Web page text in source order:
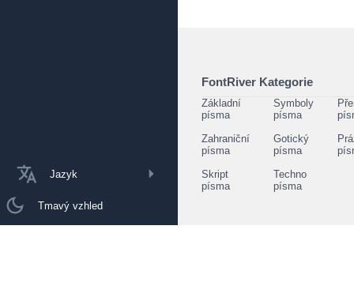
Jazyk
Tmavý vzhled
FontRiver Kategorie
Základní
písma
Symboly
písma
Zahraniční
písma
Gotický
písma
Skript
písma
Techno
písma